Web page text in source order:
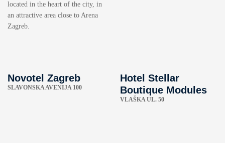
located in the heart of the city, in
an attractive area close to Arena
Zagreb.
Novotel Zagreb
SLAVONSKA AVENIJA 100
Hotel Stellar
Boutique Modules
VLAŠKA UL. 50